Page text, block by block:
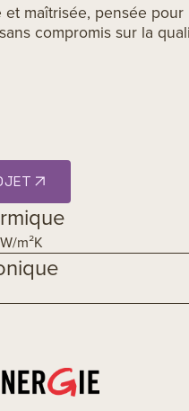
maîtrisée, pensée
compromis sur la
m²K